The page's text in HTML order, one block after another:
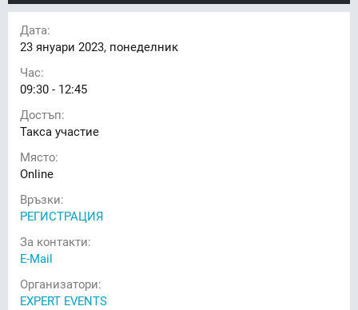
Дата:
23 януари 2023, понеделник
Час:
09:30 - 12:45
Достъп:
Такса участие
Място:
Online
Връзки:
РЕГИСТРАЦИЯ
За контакти:
E-Mail
Организатори:
EXPERT EVENTS